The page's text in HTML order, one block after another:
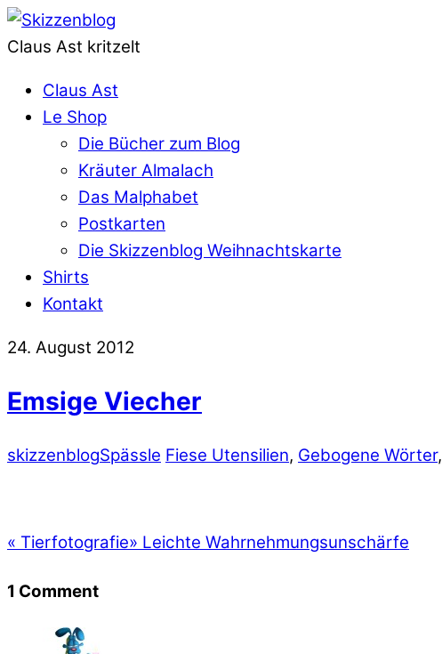
Claus Ast kritzelt
Claus Ast
Le Shop
Die Bücher zum Blog
Kräuter Almalach
Das Malphabet
Postkarten
Die Skizzenblog Weihnachtskarte
Shirts
Kontakt
24. August 2012
Emsige Viecher
skizzenblogSpässle Fiese Utensilien, Gebogene Wörter,
« Tierfotografie» Leichte Wahrnehmungsunschärfe
1 Comment